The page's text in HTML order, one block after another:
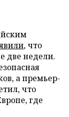
, что
две недели.
а премьер-
что
где